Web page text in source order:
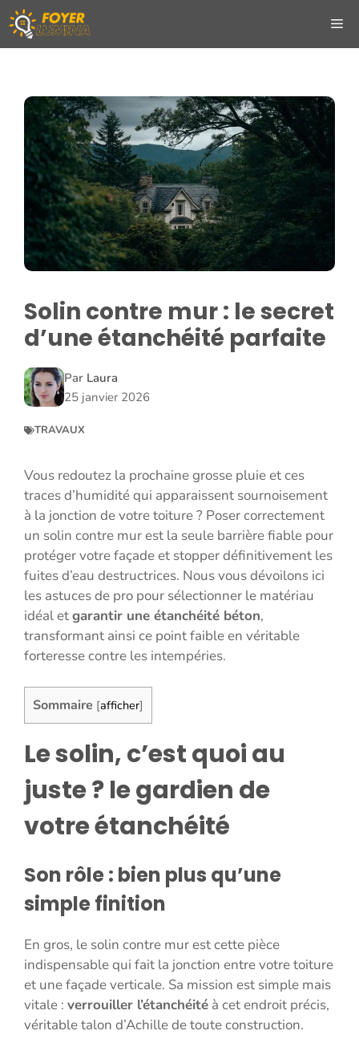
Aller
au
contenu
Solin contre mur : le secret
d’une étanchéité parfaite
Par Laura
25 janvier 2026
TRAVAUX
Vous redoutez la prochaine grosse pluie et ces
traces d’humidité qui apparaissent sournoisement
à la jonction de votre toiture ? Poser correctement
un solin contre mur est la seule barrière fiable pour
protéger votre façade et stopper définitivement les
fuites d’eau destructrices. Nous vous dévoilons ici
les astuces de pro pour sélectionner le matériau
idéal etgarantir une étanchéité béton,
transformant ainsi ce point faible en véritable
forteresse contre les intempéries.
Sommaire [afficher]
Le solin, c’est quoi au
juste ? le gardien de
votre étanchéité
Son rôle : bien plus qu’une
simple finition
En gros, le solin contre mur est cette pièce
indispensable qui fait la jonction entre votre toiture
et une façade verticale. Sa mission est simple mais
vitale : verrouiller l’étanchéité à cet endroit précis,
véritable talon d’Achille de toute construction.